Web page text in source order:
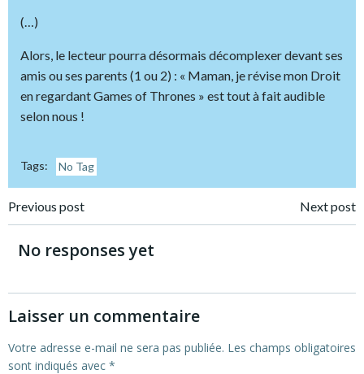
(…)
Alors, le lecteur pourra désormais décomplexer devant ses
amis ou ses parents (1 ou 2) : « Maman, je révise mon Droit
en regardant Games of Thrones » est tout à fait audible
selon nous !
Tags: No Tag
Post
navigation
Previous post Next post
No responses yet
Laisser un commentaire
Votre adresse e-mail ne sera pas publiée. Les champs obligatoires
sont indiqués avec *